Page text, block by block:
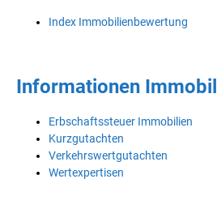
Index Immobilienbewertung
Informationen
Erbschaftssteuer Immobilien
Kurzgutachten
Verkehrswertgutachten
Wertexpertisen